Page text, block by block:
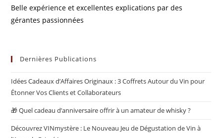
Belle expérience et excellentes explications par des
gérantes passionnées
Dernières Publications
Idées Cadeaux d’Affaires Originaux : 3 Coffrets Autour du Vin pour
Étonner Vos Clients et Collaborateurs
🎁 Quel cadeau d’anniversaire offrir à un amateur de whisky ?
Découvrez VINmystère : Le Nouveau Jeu de Dégustation de Vin à